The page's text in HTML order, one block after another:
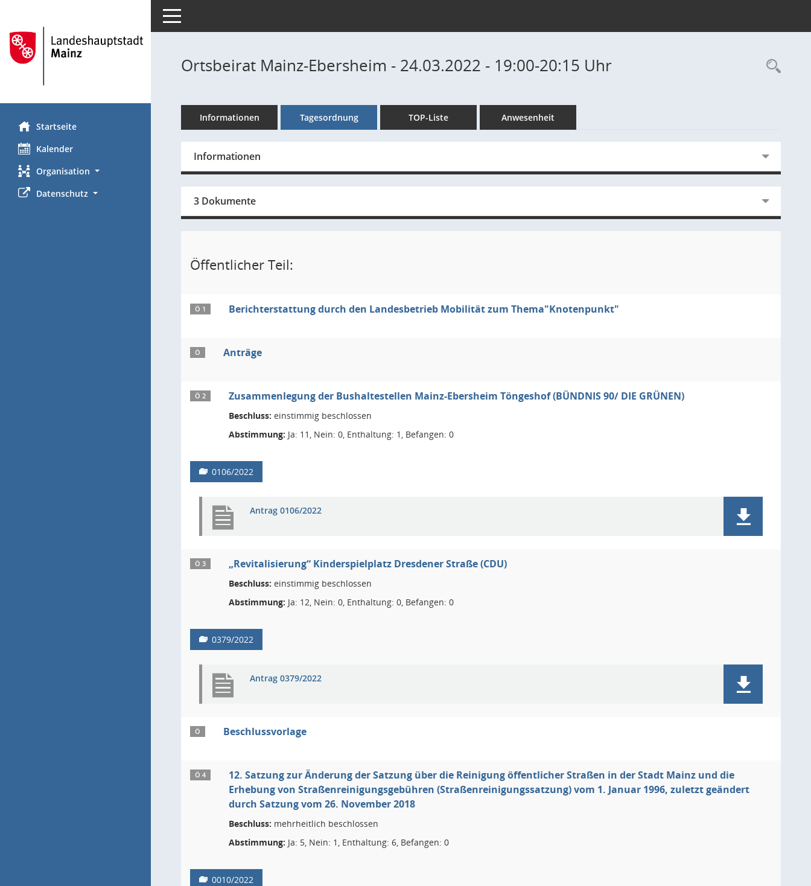
Startseite
Kalender
Organisation
Datenschutz
Toggle navigation
Ortsbeirat Mainz-Ebersheim - 24.03.2022 - 19:00-20:15 Uhr
Informationen Tagesordnung TOP-Liste Anwesenheit
Informationen
3 Dokumente
Öffentlicher Teil:
Ö 1 Berichterstattung durch den Landesbetrieb Mobilität zum Thema"Knotenpunkt"
Ö Anträge
Ö 2 Zusammenlegung der Bushaltestellen Mainz-Ebersheim Töngeshof (BÜNDNIS 90/ DIE GRÜNEN)
Beschluss: einstimmig beschlossen
Abstimmung: Ja: 11, Nein: 0, Enthaltung: 1, Befangen: 0
0106/2022
Antrag 0106/2022
Ö 3 „Revitalisierung“ Kinderspielplatz Dresdener Straße (CDU)
Beschluss: einstimmig beschlossen
Abstimmung: Ja: 12, Nein: 0, Enthaltung: 0, Befangen: 0
0379/2022
Antrag 0379/2022
Ö Beschlussvorlage
Ö 4
12. Satzung zur Änderung der Satzung über die Reinigung öffentlicher Straßen in der Stadt Mainz und die
Erhebung von Straßenreinigungsgebühren (Straßenreinigungssatzung) vom 1. Januar 1996, zuletzt geändert
durch Satzung vom 26. November 2018
Beschluss: mehrheitlich beschlossen
Abstimmung: Ja: 5, Nein: 1, Enthaltung: 6, Befangen: 0
0010/2022